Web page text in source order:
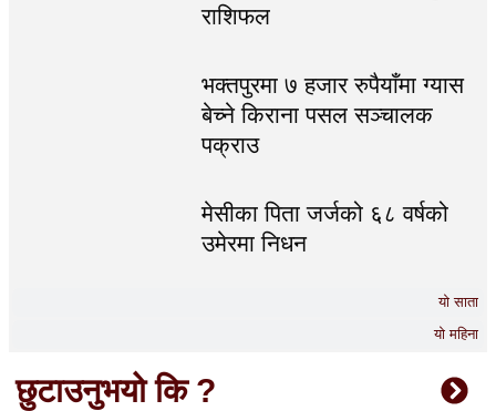
यो साता
यो महिना
राशिफल
भक्तपुरमा ७ हजार रुपैयाँमा ग्यास
बेच्ने किराना पसल सञ्चालक
पक्राउ
मेसीका पिता जर्जको ६८ वर्षको
उमेरमा निधन
छुटाउनुभयो कि ?